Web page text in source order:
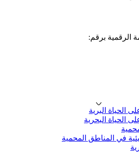
الرقمية برقم:
الحياة البرية
الحياة البحرية
في المناطق المحمية